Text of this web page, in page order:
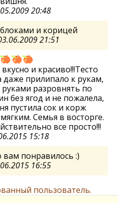
20:48
и корицей
21:51
и красиво!!!Тесто
даже прилипало к рукам,
разровнять по
без ягод и не пожалела,
пустила сок и корж
Семья в восторге.
все просто!!!
15:18
понравилось :)
16:55
пользователь.